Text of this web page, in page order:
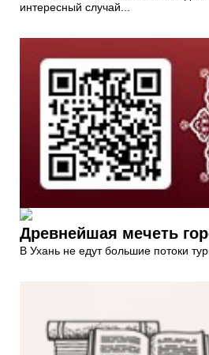
интересный случай...
Древнейшая мечеть
В Ухань не едут большие потоки